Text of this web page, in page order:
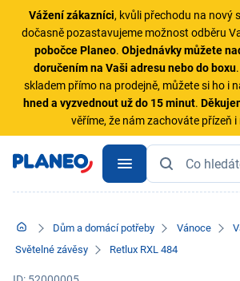
Vážení zákazníci, kvůli přechodu na nový
dočasně pozastavujeme možnost odběru
pobočce Planeo.Objednávky můžete
doručením na Vaši adresu nebo do boxu
skladem přímo na prodejně, můžete si ho i
hned a vyzvednout už do 15 minut.
věříme, že nám zachováte přízeň i
Dům a domácí potřeby Vánoce
Světelné závěsy
Retlux RXL 484